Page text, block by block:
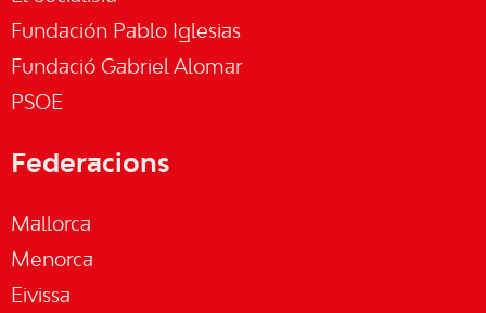
Fundación Pablo Iglesias
Fundació Gabriel Alomar
PSOE
Federacions
Mallorca
Menorca
Eivissa